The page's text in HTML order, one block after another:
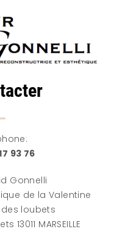
93 76
Gonnelli
de la Valentine
loubets
MARSEILLE